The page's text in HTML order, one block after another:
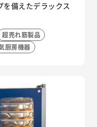
を備えたデラックス
超売れ筋製品
厨房機器